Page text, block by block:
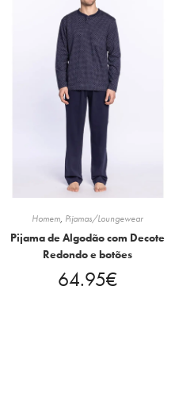
Homem, Pijamas/Loungewear
Pijama de Algodão com Decote
Redondo e botões
64.95€